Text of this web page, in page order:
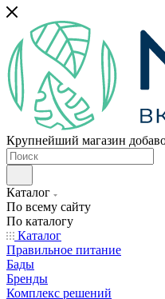
Крупнейший магазин
Каталог
По всему сайту
По каталогу
Каталог
Правильное питание
Бады
Бренды
Комплекс решений